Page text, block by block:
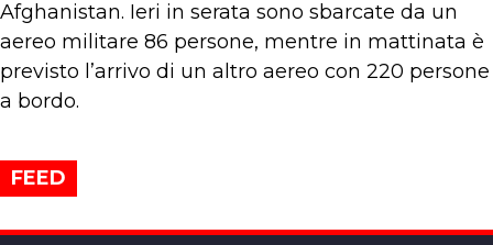
Afghanistan. Ieri in serata sono sbarcate da un
aereo militare 86 persone, mentre in mattinata è
previsto l’arrivo di un altro aereo con 220 persone
a bordo.
FEED